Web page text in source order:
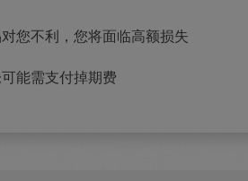
您不利，您将面临高额损失
能需支付掉期费